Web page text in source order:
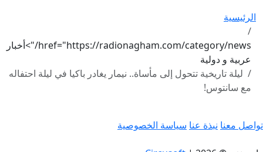
الرئيسية
href="https://radionagham.com/category/news/">أخبار
عربية و دولية
ليلة تاريخية تتحول إلى مأساة.. نيمار يغادر باكيا في ليلة احتفاله
مع سانتوس!
تواصل معنا نبذة عنا سياسة الخصوصية